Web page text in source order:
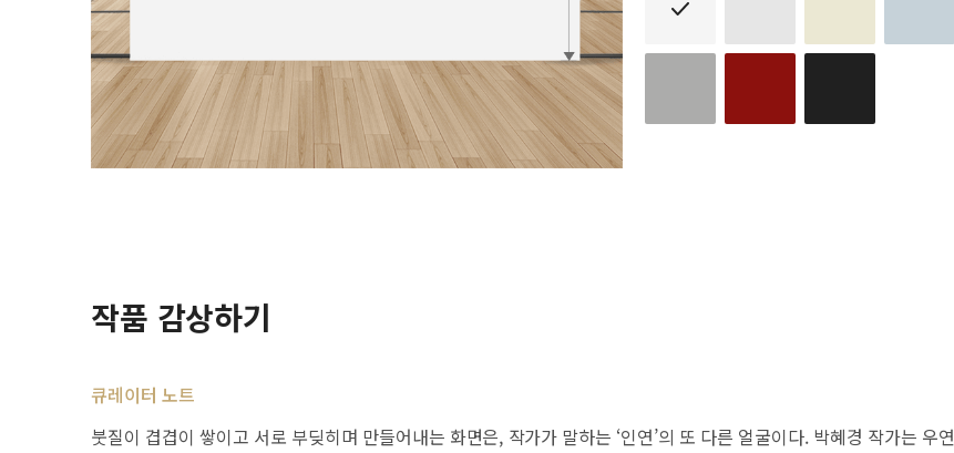
작품 감상하기
큐레이터 노트
붓질이 겹겹이 쌓이고 서로 부딪히며 만들어내는 화면은, 작가가 말하는 ‘인연’의 또 다른 얼굴이다. 박혜경 작가는 우연